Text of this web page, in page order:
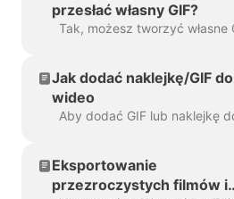
przesłać własny GIF?
Jak dodać naklejkę/GIF do
wideo
Eksportowanie
przezroczystych filmów i